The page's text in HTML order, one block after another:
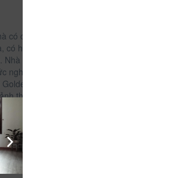
có cafe Robusta, có sách, có nhạc
có hôm có chuối, trái cây, hoa quả sấy,
còn có cây guitar siêu xịn siêu hay
nghệ sĩ, làm công cụ sống ảo. Nhà còn
rất là "Gâu Đần", thân thiện, cho
thoải mái. Không những thế nhà còn
săn hình đẹp của Đà Lạt, đừng lo đi
ai chơi nhé, không có ai chộp ảnh sống